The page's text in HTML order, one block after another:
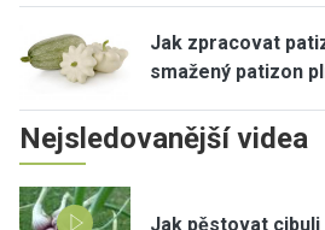
Jak zpracovat
smažený patizon
Nejsledovanější videa
Jak pěstovat